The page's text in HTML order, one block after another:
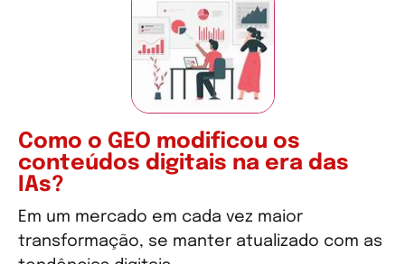
Como o GEO modificou os
conteúdos digitais na era das
IAs?
Em um mercado em cada vez maior
transformação, se manter atualizado com as